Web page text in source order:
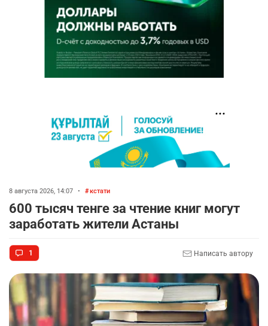
8 августа 2026, 14:07 • кстати
600 тысяч тенге за чтение книг могут
заработать жители Астаны
1 Написать автору